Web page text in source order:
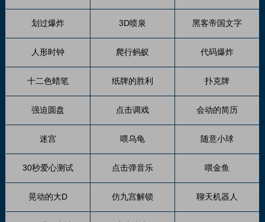
划过爆炸 3D喷泉 黑客帝国文字
人形时钟 爬行蚂蚁 代码爆炸
十二色蜡笔 纸牌的胜利 扑克牌
强迫圆盘 点击调戏 会动的简历
迷宫 喂乌龟 随意小球
30秒爱心测试 点击弹音乐 喂金鱼
晃动的大D 仿九宫解锁 聊天机器人